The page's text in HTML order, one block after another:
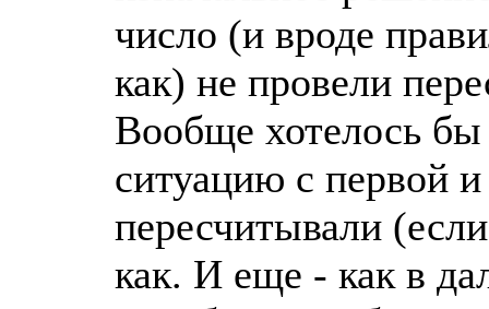
число (и вроде
как) не провели
Вообще хотелось
ситуацию с первой
пересчитывали
как. И еще - как в